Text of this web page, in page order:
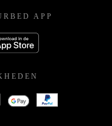
APP